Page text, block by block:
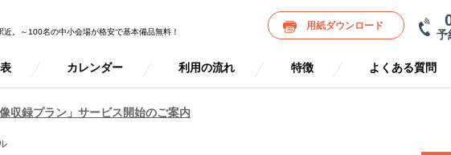
。～100名の中小会場が格安で基本備品無料！
用紙ダウンロード
予
カレンダー 利用の流れ 特徴 よくある質問
収録プラン」サービス開始のご案内